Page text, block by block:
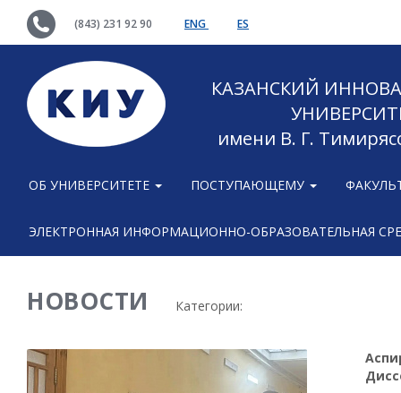
(843) 231 92 90 ENG ES
КАЗАНСКИЙ
имени В. Г.
ОБ УНИВЕРСИТЕТЕ ПОСТУПАЮЩЕМУ
ЭЛЕКТРОННАЯ ИНФОРМАЦИОННО-ОБРАЗОВАТЕЛЬНАЯ
НОВОСТИ Категории: